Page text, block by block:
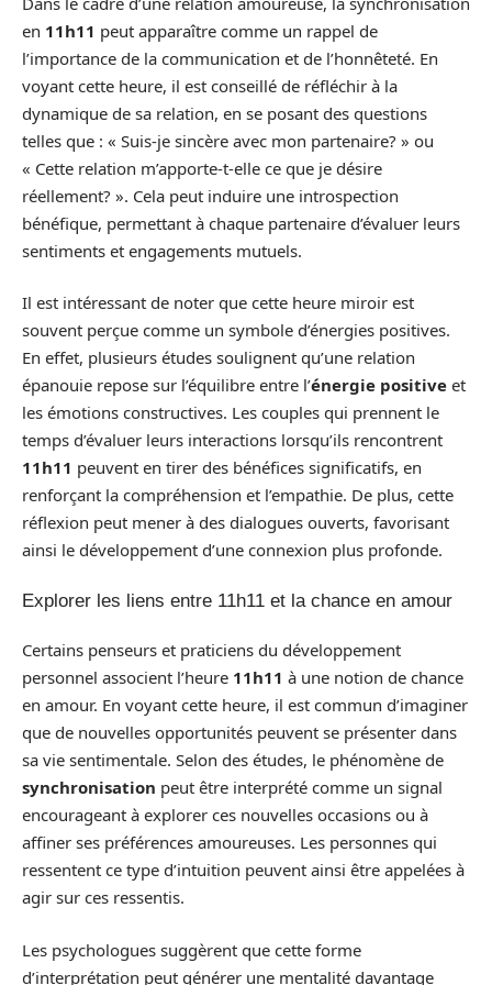
en 11h11 peut apparaître comme un rappel de
l’importance de la communication et de l’honnêteté. En
voyant cette heure, il est conseillé de réfléchir à la
dynamique de sa relation, en se posant des questions
telles que : « Suis-je sincère avec mon partenaire? » ou
« Cette relation m’apporte-t-elle ce que je désire
réellement? ». Cela peut induire une introspection
bénéfique, permettant à chaque partenaire d’évaluer leurs
sentiments et engagements mutuels.
Il est intéressant de noter que cette heure miroir est
souvent perçue comme un symbole d’énergies positives.
En effet, plusieurs études soulignent qu’une relation
épanouie repose sur l’équilibre entre l’énergie positive et
les émotions constructives. Les couples qui prennent le
temps d’évaluer leurs interactions lorsqu’ils rencontrent
11h11 peuvent en tirer des bénéfices significatifs, en
renforçant la compréhension et l’empathie. De plus, cette
réflexion peut mener à des dialogues ouverts, favorisant
ainsi le développement d’une connexion plus profonde.
Explorer les liens entre 11h11 et la chance en amour
Certains penseurs et praticiens du développement
personnel associent l’heure 11h11 à une notion de chance
en amour. En voyant cette heure, il est commun d’imaginer
que de nouvelles opportunités peuvent se présenter dans
sa vie sentimentale. Selon des études, le phénomène de
synchronisation peut être interprété comme un signal
encourageant à explorer ces nouvelles occasions ou à
affiner ses préférences amoureuses. Les personnes qui
ressentent ce type d’intuition peuvent ainsi être appelées à
agir sur ces ressentis.
Les psychologues suggèrent que cette forme
d’interprétation peut générer une mentalité davantage